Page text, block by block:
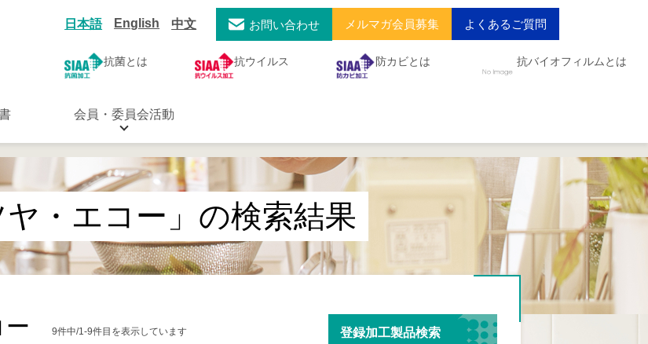
日本語 English 中文 お問い合わせ メルマガ会員募集 よくあるご質問
抗菌とは 抗ウイルス 防カビとは 抗バイオフィルムとは
会員・委員会活動
ヤ・エコー」の検索結果
9件中/1-9件目を表示しています 登録加工製品検索